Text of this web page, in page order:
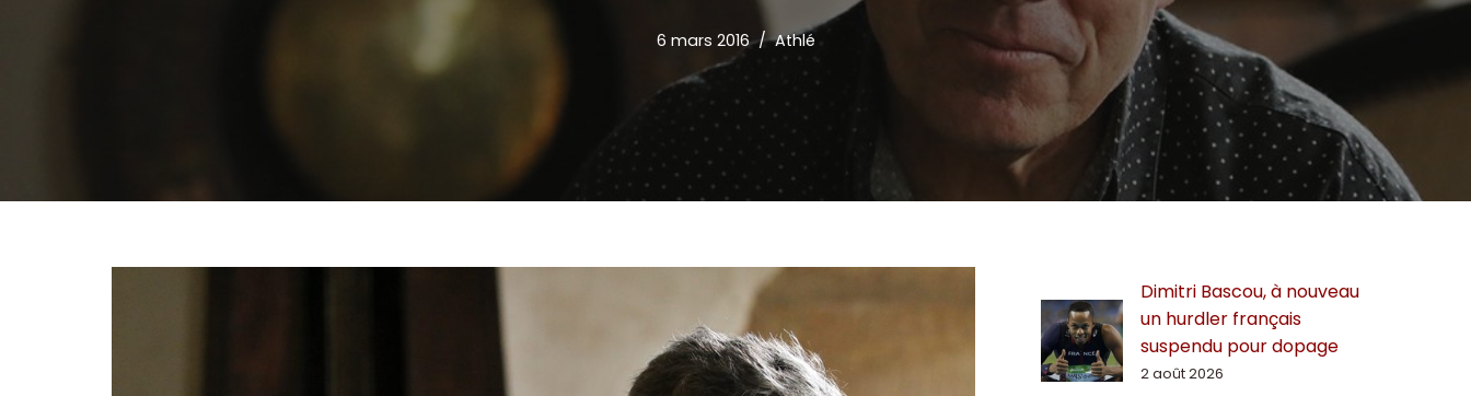
6 mars 2016 Athlé
Dimitri Bascou, à nouveau
un hurdler français
suspendu pour dopage
2 août 2026